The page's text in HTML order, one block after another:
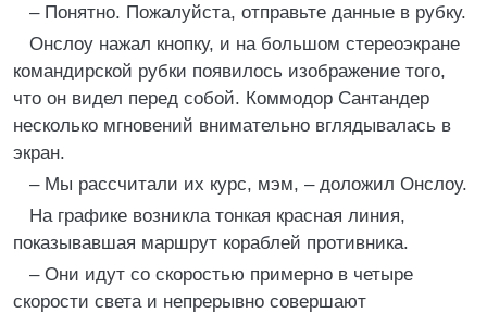
– Понятно. Пожалуйста, отправьте данные в рубку.
Онслоу нажал кнопку, и на большом стереоэкране
командирской рубки появилось изображение того,
что он видел перед собой. Коммодор Сантандер
несколько мгновений внимательно вглядывалась в
экран.
– Мы рассчитали их курс, мэм, – доложил Онслоу.
На графике возникла тонкая красная линия,
показывавшая маршрут кораблей противника.
– Они идут со скоростью примерно в четыре
скорости света и непрерывно совершают